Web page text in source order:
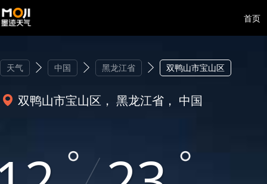
首页
天气 中国 黑龙江省 双鸭山市宝山区
双鸭山市宝山区， 黑龙江省， 中国